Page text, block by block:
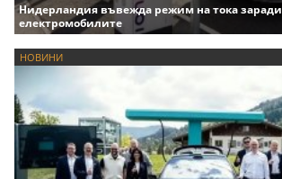
Нидерландия въвежда режим на тока заради
електромобилите
НОВИНИ